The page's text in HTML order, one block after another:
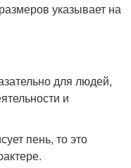
указывает на
для людей,
и
пень, то это